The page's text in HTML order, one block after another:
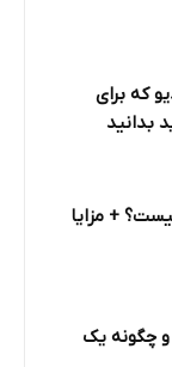
که برای
بدانید
+ مزایا
چگونه یک